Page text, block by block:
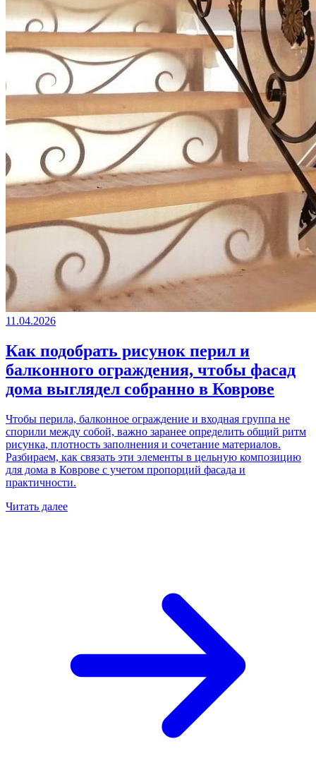
11.04.2026
Как подобрать рисунок перил и
балконного ограждения, чтобы фасад
дома выглядел собранно в Коврове
Чтобы перила, балконное ограждение и входная группа не
спорили между собой, важно заранее определить общий ритм
рисунка, плотность заполнения и сочетание материалов.
Разбираем, как связать эти элементы в цельную композицию
для дома в Коврове с учетом пропорций фасада и
практичности.
Читать далее